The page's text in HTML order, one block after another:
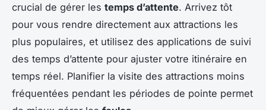
crucial de gérer les temps d’attente. Arrivez tôt
pour vous rendre directement aux attractions les
plus populaires, et utilisez des applications de suivi
des temps d’attente pour ajuster votre itinéraire en
temps réel. Planifier la visite des attractions moins
fréquentées pendant les périodes de pointe permet